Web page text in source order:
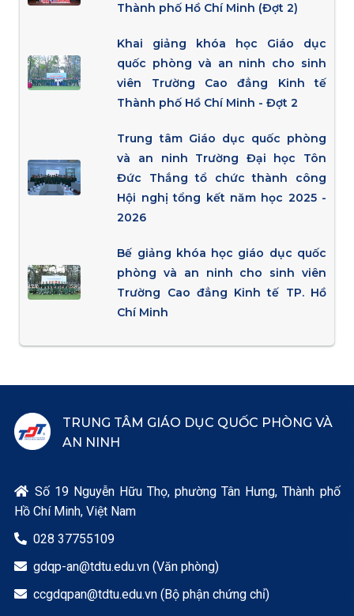
Thành phố Hồ Chí Minh (Đợt 2)
Khai giảng khóa học Giáo dục
quốc phòng và an ninh cho sinh
viên Trường Cao đẳng Kinh tế
Thành phố Hồ Chí Minh - Đợt 2
Trung tâm Giáo dục quốc phòng
và an ninh Trường Đại học Tôn
Đức Thắng tổ chức thành công
Hội nghị tổng kết năm học 2025 -
2026
Bế giảng khóa học giáo dục quốc
phòng và an ninh cho sinh viên
Trường Cao đẳng Kinh tế TP. Hồ
Chí Minh
TRUNG TÂM GIÁO DỤC QUỐC PHÒNG VÀ
AN NINH
 Số 19 Nguyễn Hữu Thọ, phường Tân Hưng, Thành phố
Hồ Chí Minh, Việt Nam
 028 37755109
 gdqp-an@tdtu.edu.vn (Văn phòng)
 ccgdqpan@tdtu.edu.vn (Bộ phận chứng chỉ)